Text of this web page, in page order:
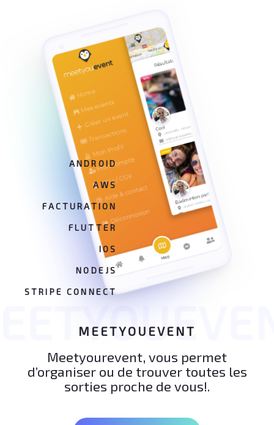
ANDROID
AWS
FACTURATION
FLUTTER
IOS
NODEJS
STRIPE CONNECT
MEETYOUEVENT
Meetyourevent, vous permet
d’organiser ou de trouver toutes les
sorties proche de vous!.